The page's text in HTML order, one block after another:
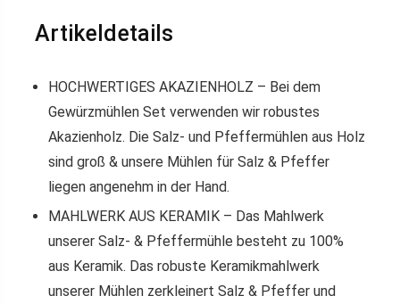
Artikeldetails
HOCHWERTIGES AKAZIENHOLZ – Bei dem
Gewürzmühlen Set verwenden wir robustes
Akazienholz. Die Salz- und Pfeffermühlen aus Holz
sind groß & unsere Mühlen für Salz & Pfeffer
liegen angenehm in der Hand.
MAHLWERK AUS KERAMIK – Das Mahlwerk
unserer Salz- & Pfeffermühle besteht zu 100%
aus Keramik. Das robuste Keramikmahlwerk
unserer Mühlen zerkleinert Salz & Pfeffer und